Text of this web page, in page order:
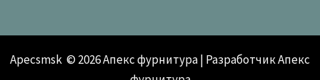
Apecsmsk © 2026 Апекс фурнитура | Разработчик Апекс